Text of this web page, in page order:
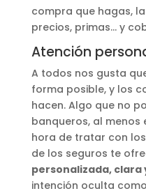
compra que hagas,
precios, primas… y
Atención
A todos nos gusta
forma posible, y los
hacen. Algo que no
banqueros, al menos
hora de tratar con
de los seguros te
personalizada, clara
intención oculta